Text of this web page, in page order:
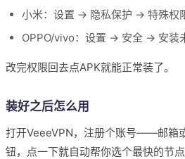
小米：设置 → 隐私保护 → 特殊权
OPPO/vivo：设置 → 安全 → 安装
改完权限回去点APK就能正常装了。
装好之后怎么用
打开VeeeVPN，注册个账号——邮箱
钮，点一下就自动帮你选个最快的节点